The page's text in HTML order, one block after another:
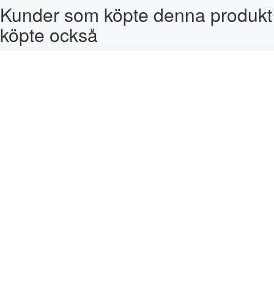
Kunder som köpte denna produkt
köpte också